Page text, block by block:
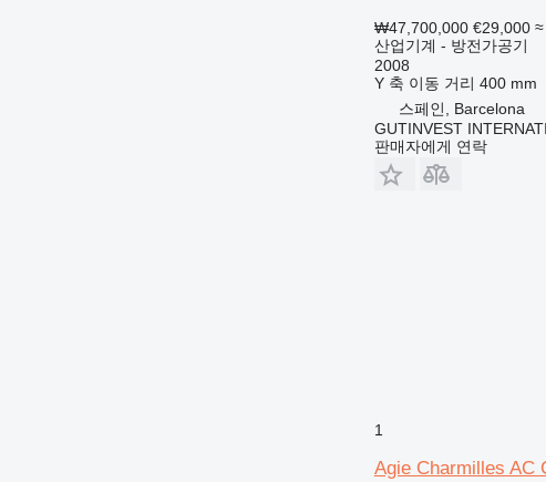
₩47,700,000 €29,000
산업기계 - 방전가공기
2008
Y 축 이동 거리 400 mm
스페인, Barcelona
GUTINVEST
판매자에게 연락
1
Agie Charmilles AC